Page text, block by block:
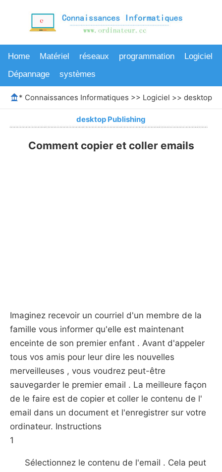
Home Matériel réseaux programmation
Logiciel
Dépannage
systèmes
* Connaissances Informatiques >> Logiciel >> desktop
desktop Publishing
Comment copier et coller emails
Imaginez recevoir un courriel d'un membre de la
famille vous informer qu'elle est maintenant
enceinte de son premier enfant . Avant d'appeler
tous vos amis pour leur dire les nouvelles
merveilleuses , vous voudrez peut-être
sauvegarder le premier email . La meilleure façon
de le faire est de copier et coller le contenu de l'
email dans un document et l'enregistrer sur votre
ordinateur. Instructions
1
Sélectionnez le contenu de l'email . Cela peut